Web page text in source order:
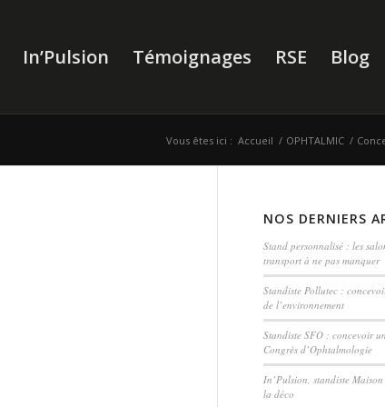
In’Pulsion Témoignages RSE Blog
Vous êtes ici : Accueil / OPHTALMIC /
NOS DERNIERS
Stand personnalisé : les
transport à ne pas manquer
Standiste Pollutec :
de l’environnement
Standiste SFO : concevoir
Congrès d’Ophtalmologie
In’Pulsion, standiste
la déco